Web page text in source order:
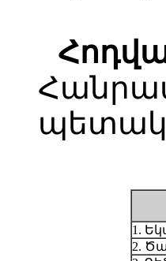
1.
2.